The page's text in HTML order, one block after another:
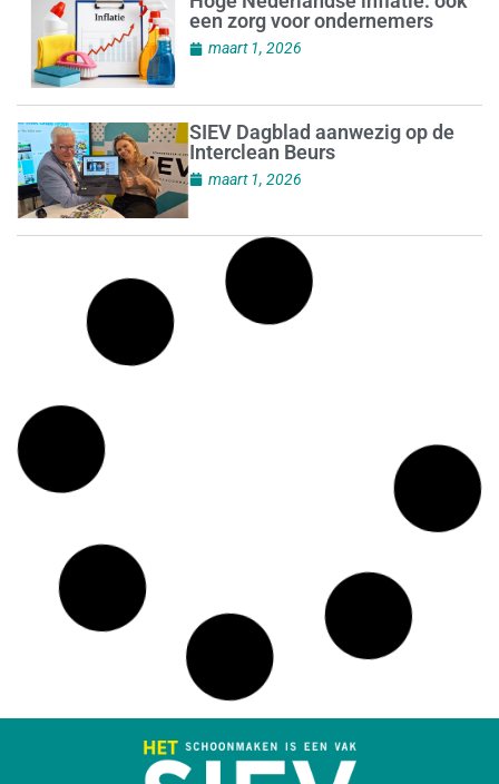
een zorg voor ondernemers
maart 1, 2026
SIEV Dagblad aanwezig op de
Interclean Beurs
maart 1, 2026